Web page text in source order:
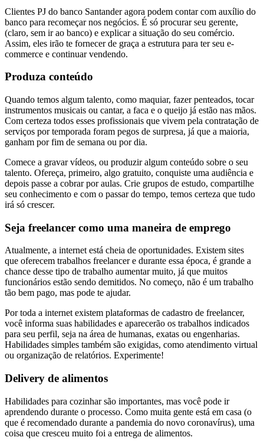
Clientes PJ do banco Santander agora podem contar com auxílio do
banco para recomeçar nos negócios. É só procurar seu gerente,
(claro, sem ir ao banco) e explicar a situação do seu comércio.
Assim, eles irão te fornecer de graça a estrutura para ter seu e-
commerce e continuar vendendo.
Produza conteúdo
Quando temos algum talento, como maquiar, fazer penteados, tocar
instrumentos musicais ou cantar, a faca e o queijo já estão nas mãos.
Com certeza todos esses profissionais que vivem pela contratação de
serviços por temporada foram pegos de surpresa, já que a maioria,
ganham por fim de semana ou por dia.
Comece a gravar vídeos, ou produzir algum conteúdo sobre o seu
talento. Ofereça, primeiro, algo gratuito, conquiste uma audiência e
depois passe a cobrar por aulas. Crie grupos de estudo, compartilhe
seu conhecimento e com o passar do tempo, temos certeza que tudo
irá só crescer.
Seja freelancer como uma maneira de emprego
Atualmente, a internet está cheia de oportunidades. Existem sites
que oferecem trabalhos freelancer e durante essa época, é grande a
chance desse tipo de trabalho aumentar muito, já que muitos
funcionários estão sendo demitidos. No começo, não é um trabalho
tão bem pago, mas pode te ajudar.
Por toda a internet existem plataformas de cadastro de freelancer,
você informa suas habilidades e aparecerão os trabalhos indicados
para seu perfil, seja na área de humanas, exatas ou engenharias.
Habilidades simples também são exigidas, como atendimento virtual
ou organização de relatórios. Experimente!
Delivery de alimentos
Habilidades para cozinhar são importantes, mas você pode ir
aprendendo durante o processo. Como muita gente está em casa (o
que é recomendado durante a pandemia do novo coronavírus), uma
coisa que cresceu muito foi a entrega de alimentos.